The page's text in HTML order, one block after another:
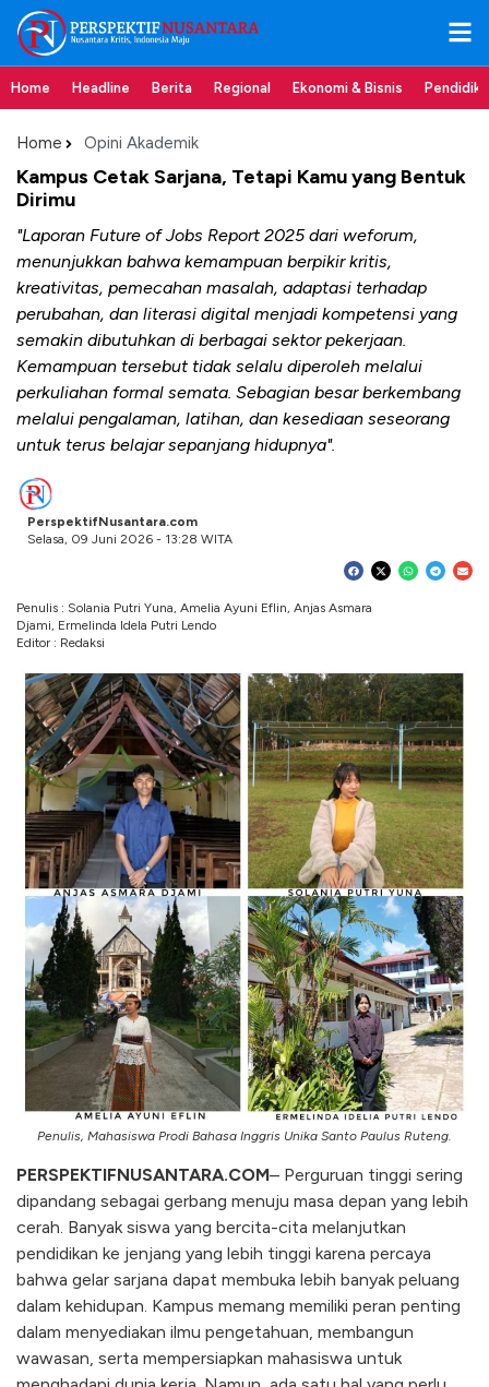
Home Headline Berita Regional Ekonomi & Bisnis
Home Opini Akademik
Kampus Cetak Sarjana, Tetapi Kamu yang Bentuk
Dirimu
"Laporan Future of Jobs Report 2025 dari weforum,
menunjukkan bahwa kemampuan berpikir kritis,
kreativitas, pemecahan masalah, adaptasi terhadap
perubahan, dan literasi digital menjadi kompetensi yang
semakin dibutuhkan di berbagai sektor pekerjaan.
Kemampuan tersebut tidak selalu diperoleh melalui
perkuliahan formal semata. Sebagian besar berkembang
melalui pengalaman, latihan, dan kesediaan seseorang
untuk terus belajar sepanjang hidupnya".
PerspektifNusantara.com
Selasa, 09 Juni 2026 - 13:28 WITA
Penulis : Solania Putri Yuna, Amelia Ayuni Eflin, Anjas Asmara
Djami, Ermelinda Idela Putri Lendo
Editor : Redaksi
Penulis, Mahasiswa Prodi Bahasa Inggris Unika Santo Paulus Ruteng.
PERSPEKTIFNUSANTARA.COM– Perguruan tinggi sering
dipandang sebagai gerbang menuju masa depan yang lebih
cerah. Banyak siswa yang bercita-cita melanjutkan
pendidikan ke jenjang yang lebih tinggi karena percaya
bahwa gelar sarjana dapat membuka lebih banyak peluang
dalam kehidupan. Kampus memang memiliki peran penting
dalam menyediakan ilmu pengetahuan, membangun
wawasan, serta mempersiapkan mahasiswa untuk